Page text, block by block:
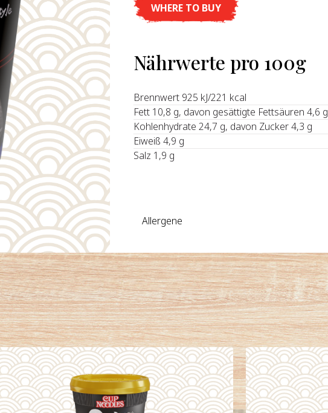
WHERE TO BUY
Nährwerte pro 100g
Brennwert 925 kJ/221 kcal
Fett 10,8 g, davon gesättigte Fettsäuren 4,6 g
Kohlenhydrate 24,7 g, davon Zucker 4,3 g
Eiweiß 4,9 g
Salz 1,9 g
Allergene